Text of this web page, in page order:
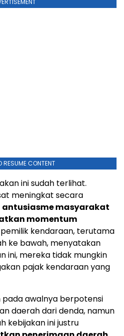
RESUME CONTENT
ini sudah terlihat.
meningkat secara
antusiasme masyarakat
momentum
pemilik kendaraan, terutama
ke bawah, menyatakan
ini, mereka tidak mungkin
pajak kendaraan yang
pada awalnya berpotensi
daerah dari denda, namun
kebijakan ini justru